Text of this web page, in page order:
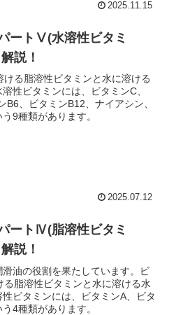
2025.11.15
ートⅤ(水溶性ビタミ
説！
る脂溶性ビタミンと水に溶ける
性ビタミンには、ビタミンC、
、ビタミンB12、ナイアシン、
9種類があります。
2025.07.12
ートⅣ(脂溶性ビタミ
説！
油の役割を果たしています。ビ
脂溶性ビタミンと水に溶ける水
ビタミンには、ビタミンA、ビタ
4種類があります。